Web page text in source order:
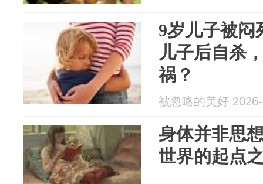
9岁儿子被闷
儿子后自杀
祸？
被忽略的美好
身体并非思
世界的起点